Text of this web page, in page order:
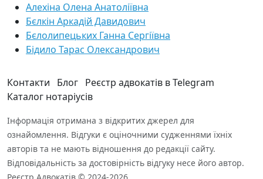
Алехіна Олена Анатоліївна
Бєлкін Аркадій Давидович
Бєлолипецьких Ганна Сергіївна
Бідило Тарас Олександрович
Контакти Блог Реєстр адвокатів в Telegram
Каталог нотаріусів
Інформація отримана з відкритих джерел для
ознайомлення. Відгуки є оціночними судженнями їхніх
авторів та не мають відношення до редакції сайту.
Відповідальність за достовірність відгуку несе його автор.